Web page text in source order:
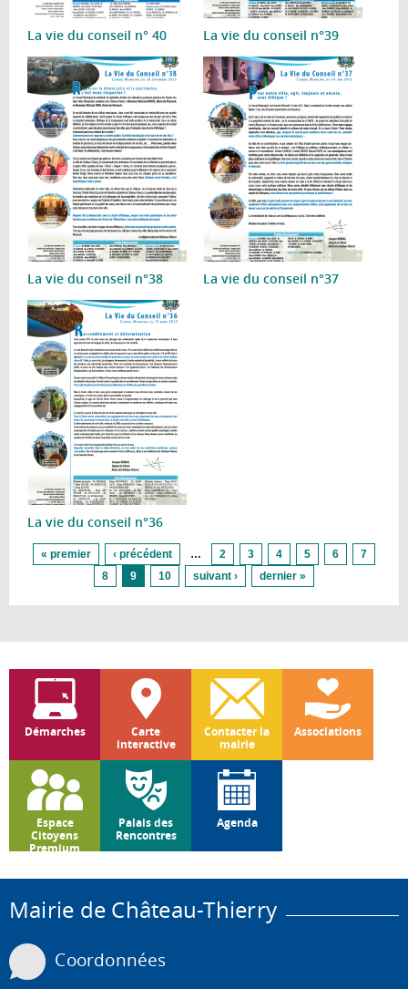
La vie du conseil n° 40 La vie du conseil n°39
La vie du conseil n°38 La vie du conseil n°37
La vie du conseil n°36
Pages
« premier ‹ précédent … 2 3 4 5 6
7
8
9 10 suivant › dernier »
Démarches
Carte
interactive
Contacter la
mairie
Associations
Espace
Citoyens
Premium
Palais des
Rencontres
Agenda
Mairie de Château-Thierry
Coordonnées